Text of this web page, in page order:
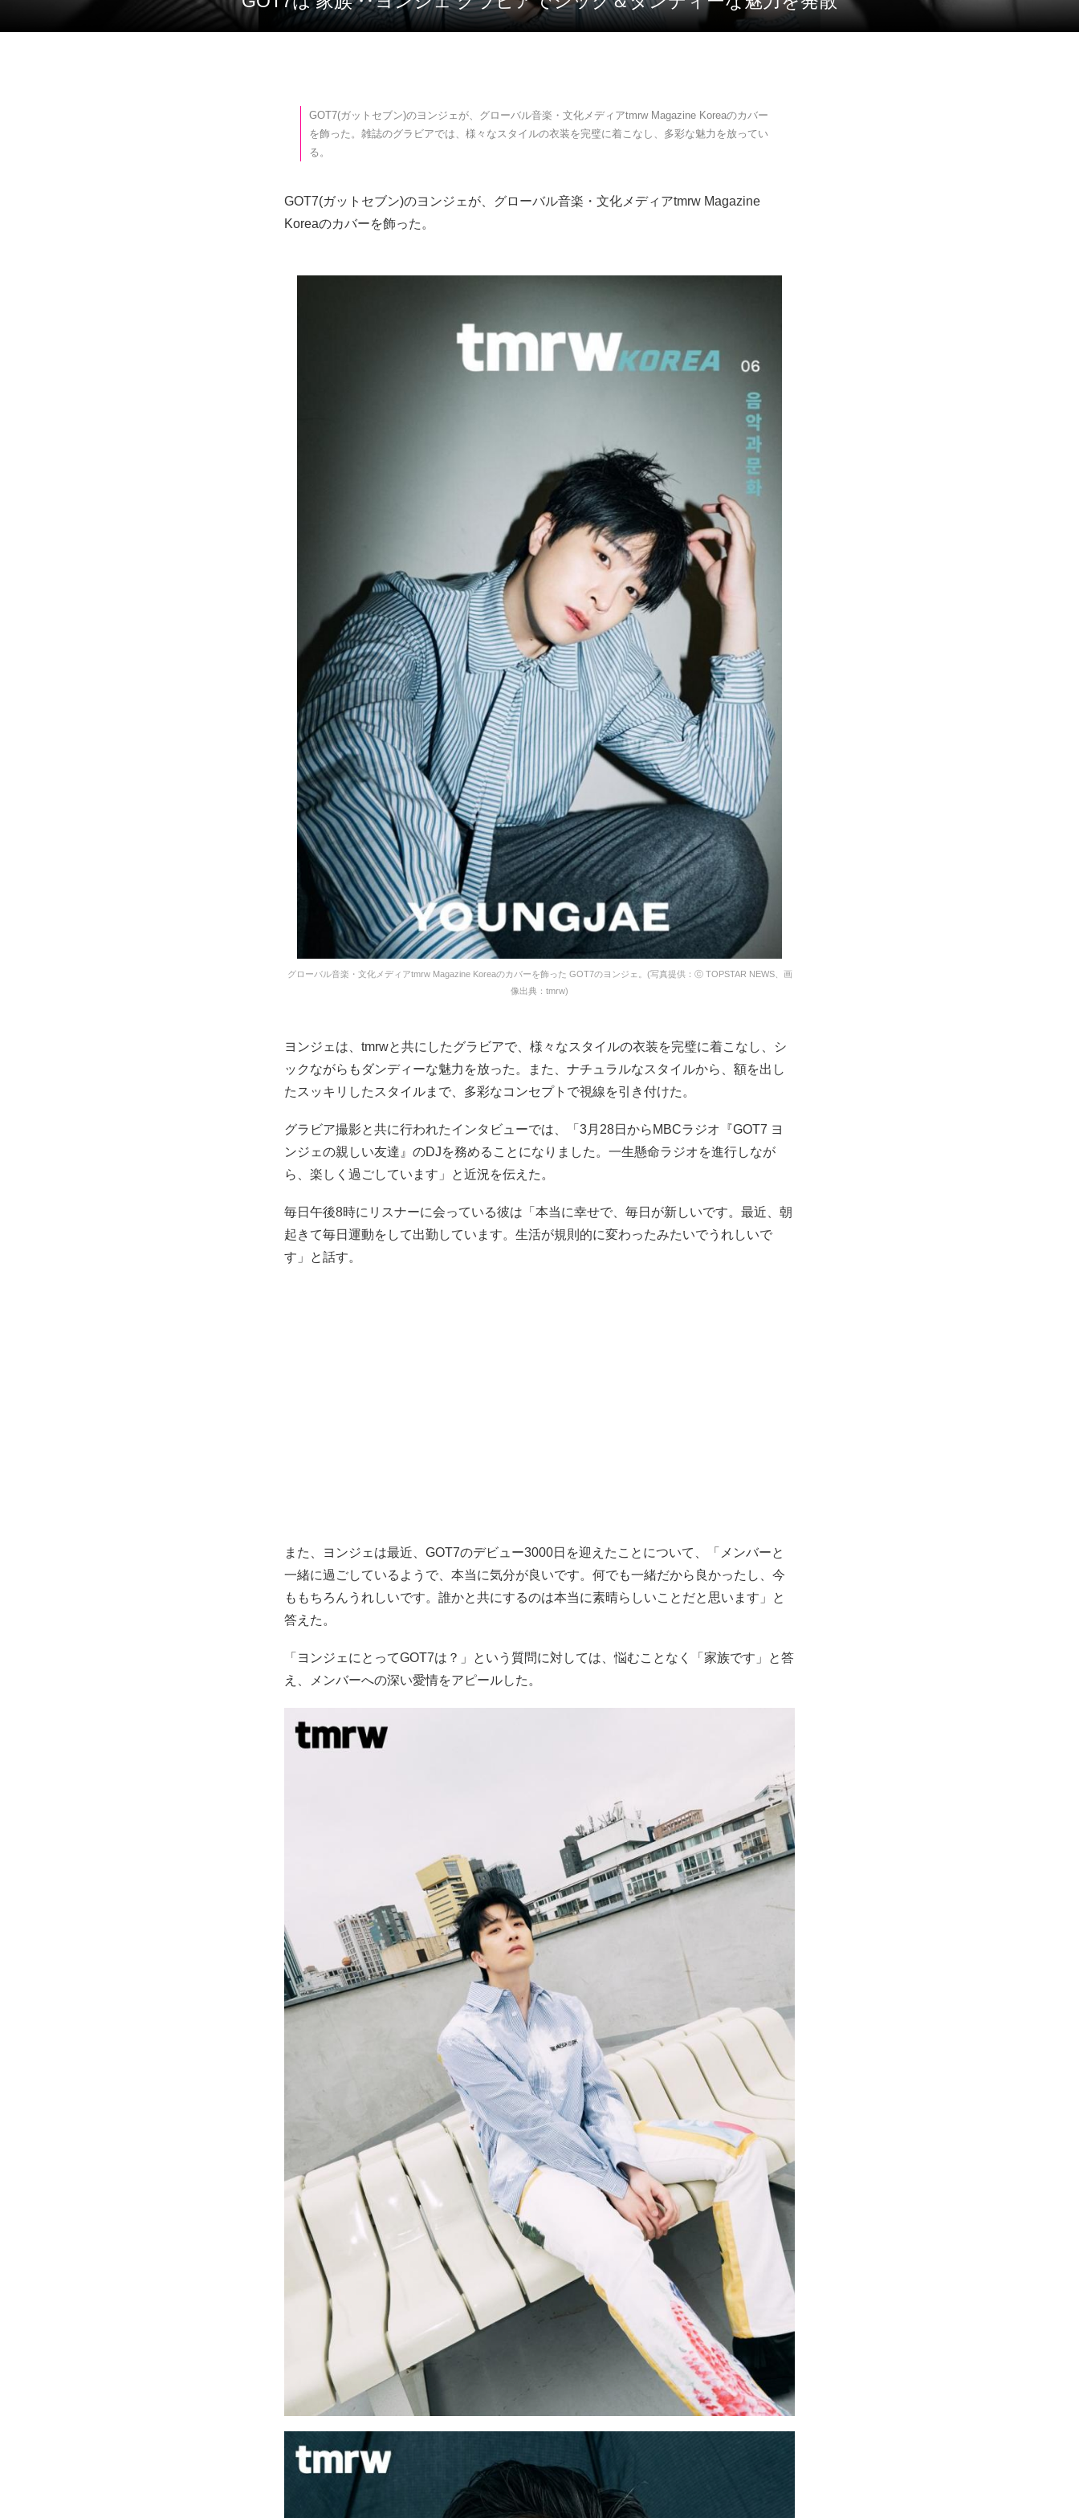
GOT7(ガットセブン)のヨンジェが、グローバル音楽・文化メディアtmrw Magazine Koreaのカバー
を飾った。雑誌のグラビアでは、様々なスタイルの衣装を完璧に着こなし、多彩な魅力を放ってい
る。
GOT7(ガットセブン)のヨンジェが、グローバル音楽・文化メディアtmrw Magazine
Koreaのカバーを飾った。
グローバル音楽・文化メディアtmrw Magazine Koreaのカバーを飾った GOT7のヨンジェ。(写真提供：ⓒ TOPSTAR NEWS、画
像出典：tmrw)
ヨンジェは、tmrwと共にしたグラビアで、様々なスタイルの衣装を完璧に着こなし、シ
ックながらもダンディーな魅力を放った。また、ナチュラルなスタイルから、額を出し
たスッキリしたスタイルまで、多彩なコンセプトで視線を引き付けた。
グラビア撮影と共に行われたインタビューでは、「3月28日からMBCラジオ『GOT7 ヨ
ンジェの親しい友達』のDJを務めることになりました。一生懸命ラジオを進行しなが
ら、楽しく過ごしています」と近況を伝えた。
毎日午後8時にリスナーに会っている彼は「本当に幸せで、毎日が新しいです。最近、朝
起きて毎日運動をして出勤しています。生活が規則的に変わったみたいでうれしいで
す」と話す。
また、ヨンジェは最近、GOT7のデビュー3000日を迎えたことについて、「メンバーと
一緒に過ごしているようで、本当に気分が良いです。何でも一緒だから良かったし、今
ももちろんうれしいです。誰かと共にするのは本当に素晴らしいことだと思います」と
答えた。
「ヨンジェにとってGOT7は？」という質問に対しては、悩むことなく「家族です」と答
え、メンバーへの深い愛情をアピールした。